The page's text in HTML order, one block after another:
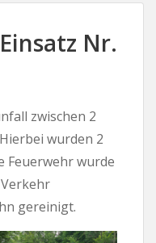
Nr.
zwischen 2
wurden 2
Feuerwehr wurde
gereinigt.